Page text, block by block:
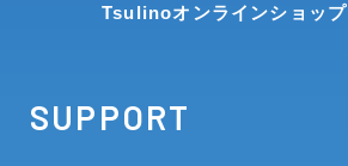
Tsulinoオンラインショップ
SUPPORT